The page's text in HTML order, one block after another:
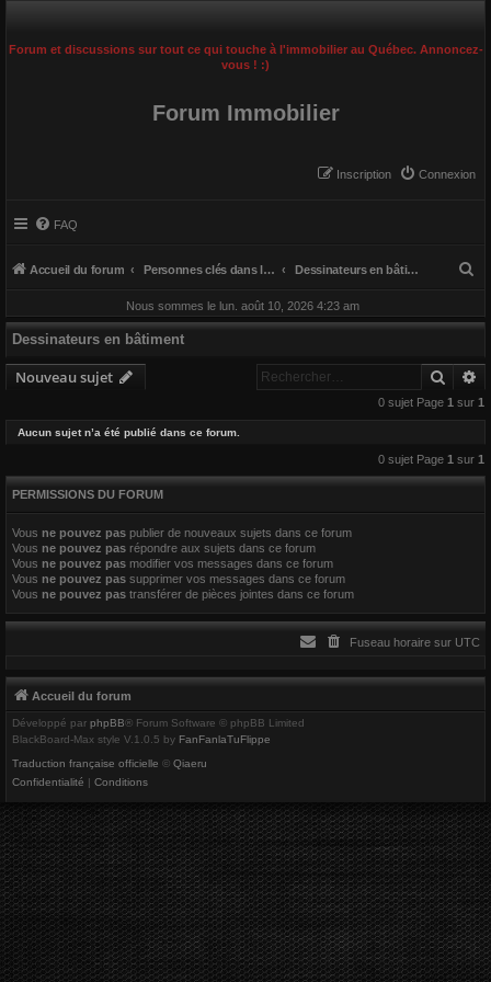
Forum et discussions sur tout ce qui touche à l'immobilier au Québec. Annoncez-
vous ! :)
Forum Immobilier
Connexion
Inscription
FAQ
Accueil du forum Personnes clés dans le domaine de la construction Dessinateurs en bâtiment
c
r
h
e
Nous sommes le lun. août 10, 2026 4:23 am
Dessinateurs en bâtiment
Nouveau sujet
0 sujet Page 1sur 1
Aucun sujet n’a été publié dans ce forum.
0 sujet Page 1 sur 1
PERMISSIONS DU FORUM
Vous ne pouvez pas publier de nouveaux sujets dans ce forum
Vous ne pouvez pas répondre aux sujets dans ce forum
Vous ne pouvez pas modifier vos messages dans ce forum
Vous ne pouvez pas supprimer vos messages dans ce forum
Vous ne pouvez pas transférer de pièces jointes dans ce forum
Fuseau horaire sur UTC
Accueil du forum
Développé par phpBB® Forum Software © phpBB Limited
BlackBoard-Max style V.1.0.5 by FanFanlaTuFlippe
Traduction française officielle © Qiaeru
Confidentialité | Conditions